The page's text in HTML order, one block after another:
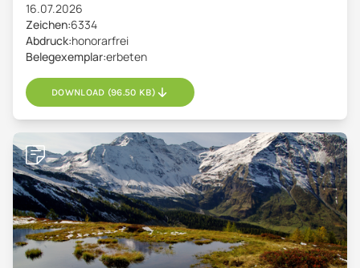
16.07.2026
Zeichen:6334
Abdruck:honorarfrei
Belegexemplar:erbeten
DOWNLOAD (96.50 KB)